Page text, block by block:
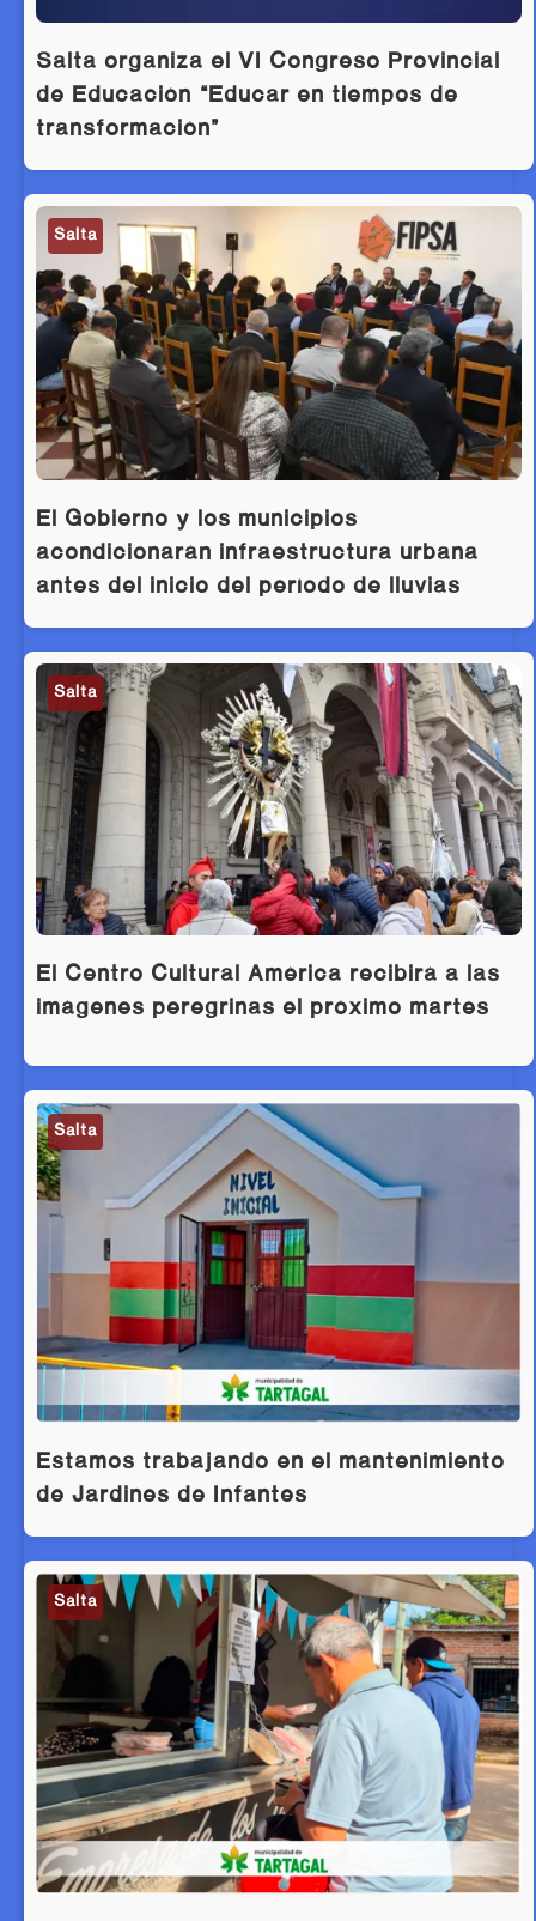
Salta organiza el VI Congreso Provincial
de Educación “Educar en tiempos de
transformación”
Salta
El Gobierno y los municipios
acondicionarán infraestructura urbana
antes del inicio del período de lluvias
Salta
El Centro Cultural América recibirá a las
imágenes peregrinas el próximo martes
Salta
Estamos trabajando en el mantenimiento
de Jardines de Infantes
Salta